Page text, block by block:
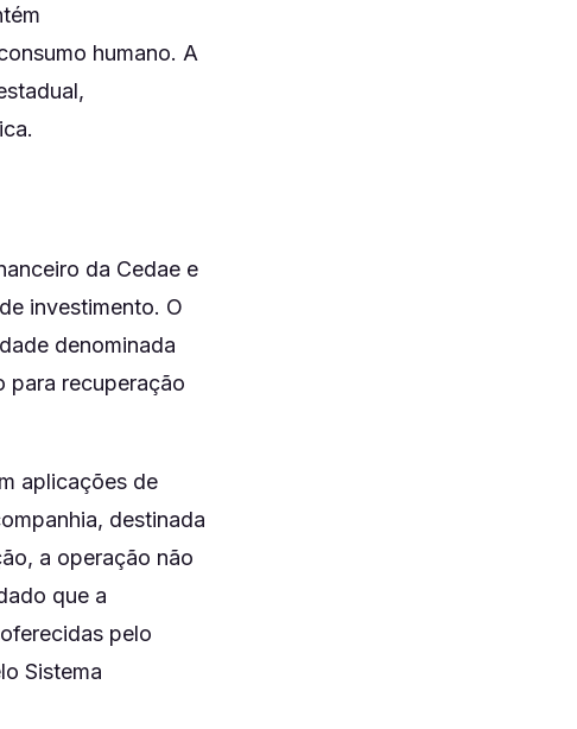
humano. A
da Cedae e
investimento. O
denominada
para recuperação
aplicações de
destinada
a operação não
que a
pelo
Sistema